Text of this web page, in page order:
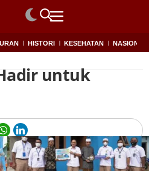
HISTORI KESEHATAN NASIONAL
untuk